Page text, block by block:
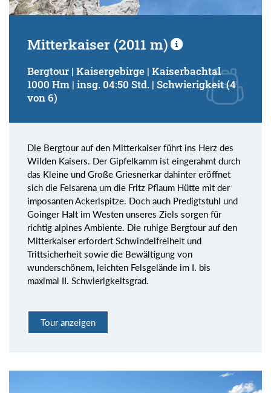
Mitterkaiser (2011 m)
Bergtour | Kaisergebirge | Kaiserbachtal
1000 Hm | insg. 04:50 Std. | Schwierigkeit (4
von 6)
Die Bergtour auf den Mitterkaiser führt ins Herz des
Wilden Kaisers. Der Gipfelkamm ist eingerahmt durch
das Kleine und Große Griesnerkar dahinter eröffnet
sich die Felsarena um die Fritz Pflaum Hütte mit der
imposanten Ackerlspitze. Doch auch Predigtstuhl und
Goinger Halt im Westen unseres Ziels sorgen für
richtig alpines Ambiente. Die ruhige Bergtour auf den
Mitterkaiser erfordert Schwindelfreiheit und
Trittsicherheit sowie die Bewältigung von
wunderschönem, leichten Felsgelände im I. bis
maximal II. Schwierigkeitsgrad.
Tour anzeigen